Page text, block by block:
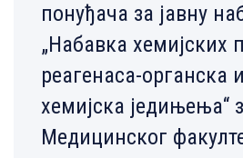
понуђача за јавну
„Набавка хемијских
реагенаса-органска
хемијска једињења“
Медицинског